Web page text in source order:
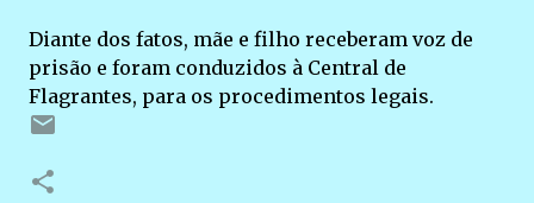
Diante dos fatos, mãe e filho receberam voz de
prisão e foram conduzidos à Central de
Flagrantes, para os procedimentos legais.